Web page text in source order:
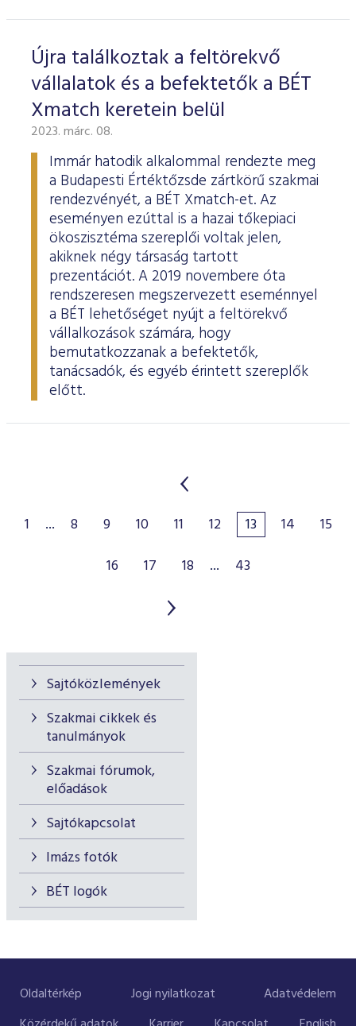
Sajtóközlemények
Szakmai cikkek és
tanulmányok
Szakmai fórumok,
előadások
Sajtókapcsolat
Imázs fotók
BÉT logók
Újra találkoztak a feltörekvő
vállalatok és a befektetők a BÉT
Xmatch keretein belül
2023. márc. 08.
Immár hatodik alkalommal rendezte meg
a Budapesti Értéktőzsde zártkörű szakmai
rendezvényét, a BÉT Xmatch-et. Az
eseményen ezúttal is a hazai tőkepiaci
ökoszisztéma szereplői voltak jelen,
akiknek négy társaság tartott
prezentációt. A 2019 novembere óta
rendszeresen megszervezett eseménnyel
a BÉT lehetőséget nyújt a feltörekvő
vállalkozások számára, hogy
bemutatkozzanak a befektetők,
tanácsadók, és egyéb érintett szereplők
előtt.
1 ... 8 9 10 11 12 13 14
15
16
17 18 ... 43
Oldaltérkép Jogi nyilatkozat
Adatvédelem